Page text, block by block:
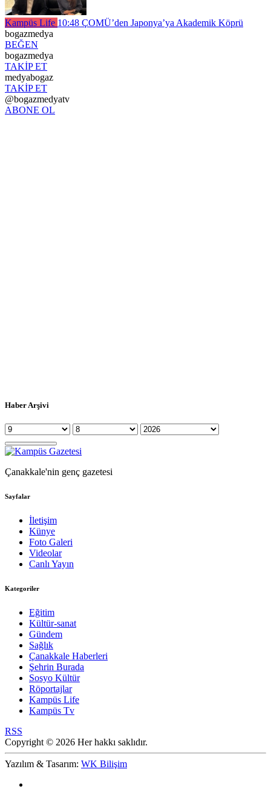
Kampüs Life 10:48 ÇOMÜ’den Japonya’ya Akademik Köprü
bogazmedya
BEĞEN
bogazmedya
TAKİP ET
medyabogaz
TAKİP ET
@bogazmedyatv
ABONE OL
Haber Arşivi
Çanakkale'nin genç gazetesi
Sayfalar
İletişim
Künye
Foto Galeri
Videolar
Canlı Yayın
Kategoriler
Eğitim
Kültür-sanat
Gündem
Sağlık
Çanakkale Haberleri
Şehrin Burada
Sosyo Kültür
Röportajlar
Kampüs Life
Kampüs Tv
RSS
Copyright © 2026 Her hakkı saklıdır.
Yazılım & Tasarım: WK Bilişim